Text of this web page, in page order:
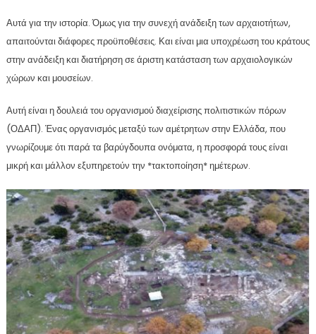
Αυτά για την ιστορία. Όμως για την συνεχή ανάδειξη των αρχαιοτήτων,
απαιτούνται διάφορες προϋποθέσεις. Και είναι μια υποχρέωση του κράτους
στην ανάδειξη και διατήρηση σε άριστη κατάσταση των αρχαιολογικών
χώρων και μουσείων.
Αυτή είναι η δουλειά του οργανισμού διαχείρισης πολιτιστικών πόρων
(ΟΔΑΠ). Ένας οργανισμός μεταξύ των αμέτρητων στην Ελλάδα, που
γνωρίζουμε ότι παρά τα βαρύγδουπα ονόματα, η προσφορά τους είναι
μικρή και μάλλον εξυπηρετούν την *τακτοποίηση* ημέτερων.